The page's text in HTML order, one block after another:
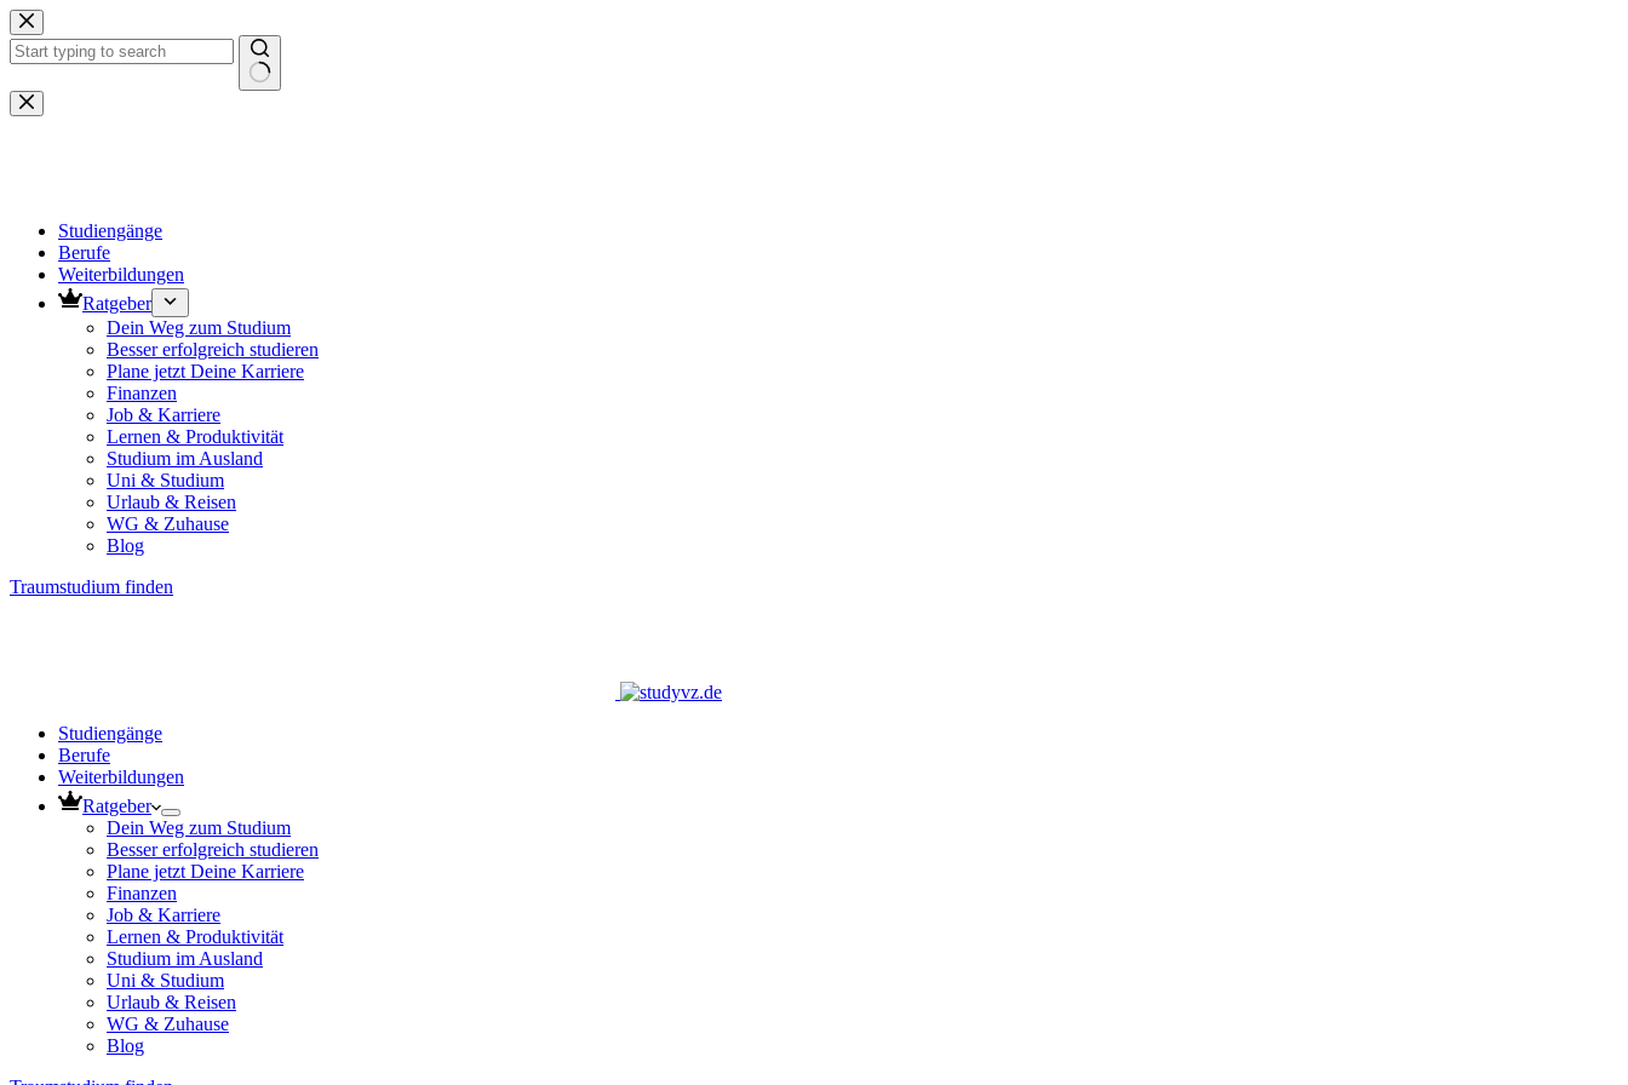
Zum
Inhalt
springen
Keine
Ergebnisse
Studiengänge
Berufe
Weiterbildungen
Ratgeber
Dein Weg zum Studium
Besser erfolgreich studieren
Plane jetzt Deine Karriere
Finanzen
Job & Karriere
Lernen & Produktivität
Studium im Ausland
Uni & Studium
Urlaub & Reisen
WG & Zuhause
Blog
Traumstudium finden
Studiengänge
Berufe
Weiterbildungen
Ratgeber
Dein Weg zum Studium
Besser erfolgreich studieren
Plane jetzt Deine Karriere
Finanzen
Job & Karriere
Lernen & Produktivität
Studium im Ausland
Uni & Studium
Urlaub & Reisen
WG & Zuhause
Blog